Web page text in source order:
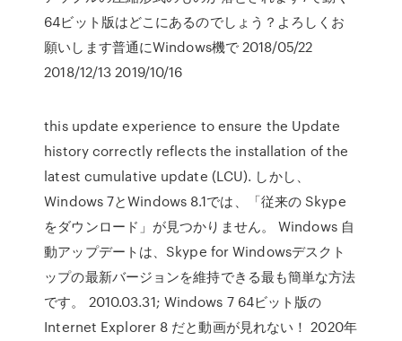
64ビット版はどこにあるのでしょう？よろしくお
願いします普通にWindows機で 2018/05/22
2018/12/13 2019/10/16
this update experience to ensure the Update
history correctly reflects the installation of the
latest cumulative update (LCU). しかし、
Windows 7とWindows 8.1では、「従来の Skype
をダウンロード」が見つかりません。 Windows 自
動アップデートは、Skype for Windowsデスクト
ップの最新バージョンを維持できる最も簡単な方法
です。 2010.03.31; Windows 7 64ビット版の
Internet Explorer 8 だと動画が見れない！ 2020年